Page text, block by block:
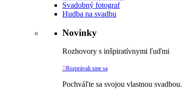
Svadobný fotograf
Hudba na svadbu
Novinky
Rozhovory s inšpiratívnymi ľuďmi
Rozprávali sme sa
Pochváľte sa svojou vlastnou svadbou.